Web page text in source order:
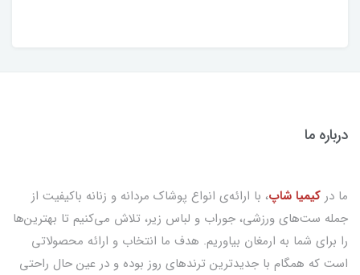
درباره ما
ما در کیمیا شاپ، با ارائه‌ی انواع پوشاک مردانه و زنانه باکیفیت از
جمله ست‌های ورزشی، جوراب و لباس زیر، تلاش می‌کنیم تا بهترین‌ها
را برای شما به ارمغان بیاوریم. هدف ما انتخاب و ارائه محصولاتی
است که همگام با جدیدترین ترندهای روز بوده و در عین حال راحتی